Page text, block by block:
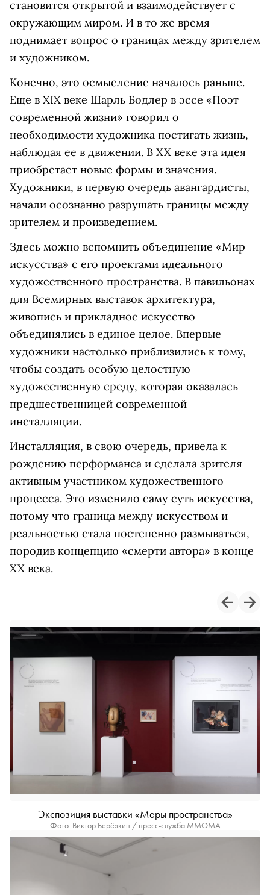
становится открытой и взаимодействует с
окружающим миром. И в то же время
поднимает вопрос о границах между зрителем
и художником.
Конечно, это осмысление началось раньше.
Еще в XIX веке Шарль Бодлер в эссе «Поэт
современной жизни» говорил о
необходимости художника постигать жизнь,
наблюдая ее в движении. В XX веке эта идея
приобретает новые формы и значения.
Художники, в первую очередь авангардисты,
начали осознанно разрушать границы между
зрителем и произведением.
Здесь можно вспомнить объединение «Мир
искусства» с его проектами идеального
художественного пространства. В павильонах
для Всемирных выставок архитектура,
живопись и прикладное искусство
объединялись в единое целое. Впервые
художники настолько приблизились к тому,
чтобы создать особую целостную
художественную среду, которая оказалась
предшественницей современной
инсталляции.
Инсталляция, в свою очередь, привела к
рождению перформанса и сделала зрителя
активным участником художественного
процесса. Это изменило саму суть искусства,
потому что граница между искусством и
реальностью стала постепенно размываться,
породив концепцию «смерти автора» в конце
XX века.
Экспозиция выставки «Меры пространства»
Фото: Виктор Берёзкин / пресс-служба ММОМА